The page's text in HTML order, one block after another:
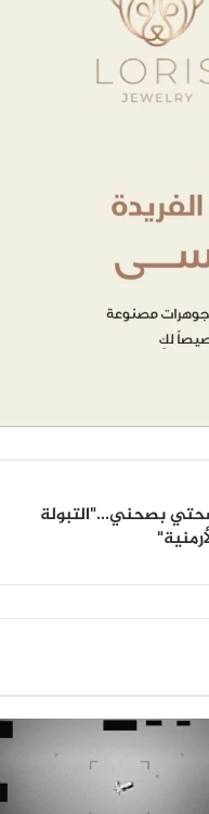
بصحني..."التبولة